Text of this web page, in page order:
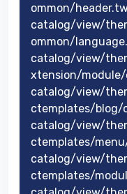
ommon/
catalog/view/
ommon/
catalog/view/
xtension/
catalog/view/
ctemplates/blog/
catalog/view/
ctemplates/
catalog/view/
ctemplates/